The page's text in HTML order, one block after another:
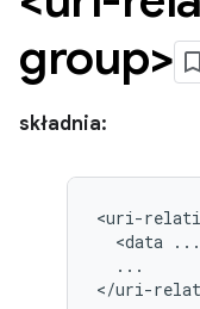
group>
składnia:
<uri-
<data ...
...
</uri-